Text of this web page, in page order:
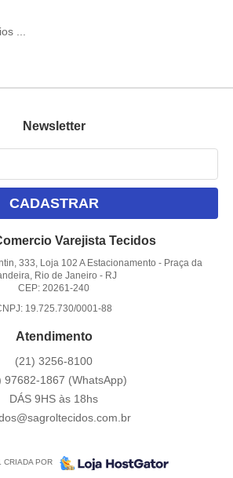
...
Newsletter
CADASTRAR
Varejista Tecidos
333, Loja 102 A Estacionamento - Praça da
Rio de Janeiro - RJ
CEP: 20261-240
19.725.730/0001-88
Atendimento
(21) 3256-8100
97682-1867 (WhatsApp)
DÁS 9HS às 18hs
CRIADA POR